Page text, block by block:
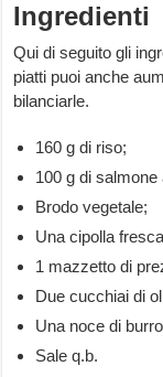
Ingredienti
Qui di seguito gli
piatti puoi anche
bilanciarle.
160 g di riso;
100 g di salmone
Brodo vegetale;
Una cipolla
1 mazzetto di
Due cucchiai di
Una noce di
Sale q.b.